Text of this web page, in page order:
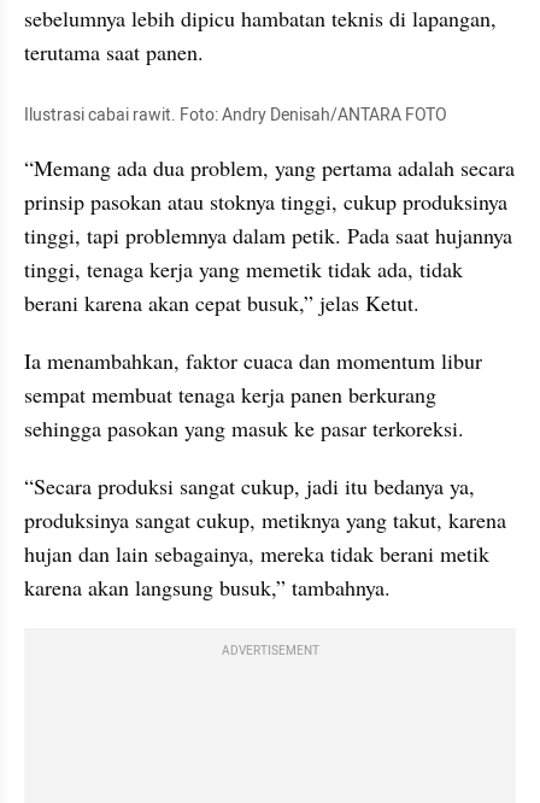
sebelumnya lebih dipicu hambatan teknis di lapangan,
terutama saat panen.
Ilustrasi cabai rawit. Foto: Andry Denisah/ANTARA FOTO
“Memang ada dua problem, yang pertama adalah secara
prinsip pasokan atau stoknya tinggi, cukup produksinya
tinggi, tapi problemnya dalam petik. Pada saat hujannya
tinggi, tenaga kerja yang memetik tidak ada, tidak
berani karena akan cepat busuk,” jelas Ketut.
Ia menambahkan, faktor cuaca dan momentum libur
sempat membuat tenaga kerja panen berkurang
sehingga pasokan yang masuk ke pasar terkoreksi.
“Secara produksi sangat cukup, jadi itu bedanya ya,
produksinya sangat cukup, metiknya yang takut, karena
hujan dan lain sebagainya, mereka tidak berani metik
karena akan langsung busuk,” tambahnya.
ADVERTISEMENT